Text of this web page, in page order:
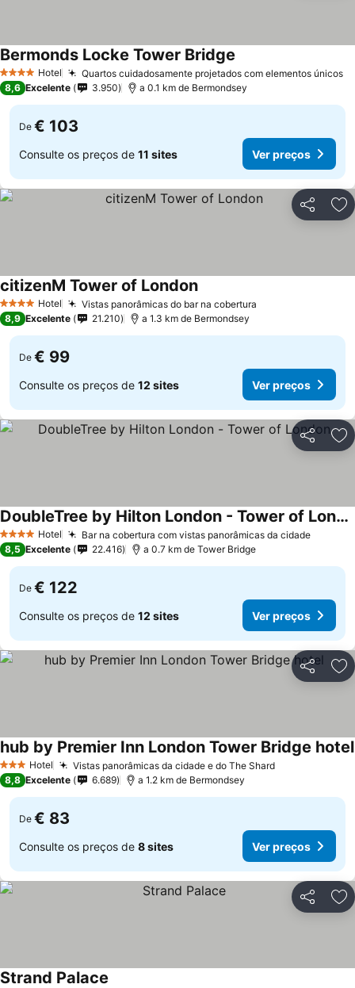
4 EstrelasHotel Quartos cuidadosamente projetados com elementos únicos
Bermonds Locke Tower Bridge
8,6 Excelente 3.950 a 0.1 km de Bermondsey
De € 103
Consulte os preços de 11 sites Ver preços
Partilhar
4 EstrelasHotel Vistas panorâmicas do bar na cobertura
citizenM Tower of London
8,9 Excelente 21.210 a 1.3 km de Bermondsey
De € 99
Consulte os preços de 12 sites Ver preços
Partilhar
4 EstrelasHotel Bar na cobertura com vistas panorâmicas da cidade
DoubleTree by Hilton London - Tower of London
8,5 Excelente 22.416 a 0.7 km de Tower Bridge
De € 122
Consulte os preços de 12 sites Ver preços
Partilhar
3 EstrelasHotel Vistas panorâmicas da cidade e do The Shard
hub by Premier Inn London Tower Bridge hotel
8,8 Excelente 6.689 a 1.2 km de Bermondsey
De € 83
Consulte os preços de 8 sites Ver preços
Partilhar
Strand Palace